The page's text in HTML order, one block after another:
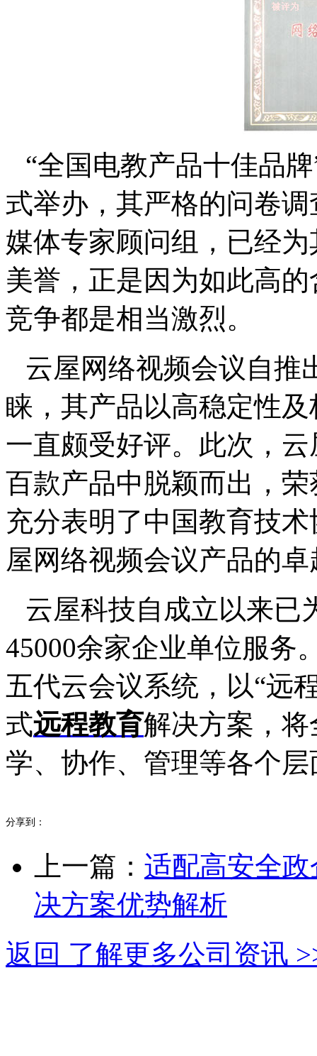
“全国电教产品十佳品
式举办，其严格的问卷
媒体专家顾问组，已经
美誉，正是因为如此高
竞争都是相当激烈。
云屋网络视频会议自推
睐，其产品以高稳定性
一直颇受好评。此次，
百款产品中脱颖而出，
充分表明了中国教育技
屋网络视频会议产品的
云屋科技自成立以来已
45000余家企业单位服务
五代云会议系统，以“远
式远程教育解决方案，
学、协作、管理等各个层
分享到：
上一篇： 适配高安全
决方案优势解析
返回 了解更多公司资讯